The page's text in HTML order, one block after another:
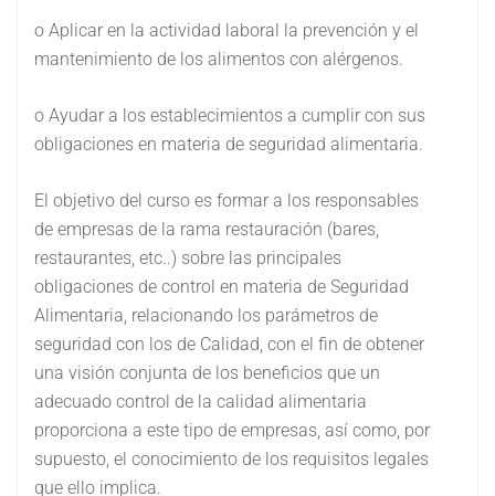
o Aplicar en la actividad laboral la prevención y el
mantenimiento de los alimentos con alérgenos.
o Ayudar a los establecimientos a cumplir con sus
obligaciones en materia de seguridad alimentaria.
El objetivo del curso es formar a los responsables
de empresas de la rama restauración (bares,
restaurantes, etc..) sobre las principales
obligaciones de control en materia de Seguridad
Alimentaria, relacionando los parámetros de
seguridad con los de Calidad, con el fin de obtener
una visión conjunta de los beneficios que un
adecuado control de la calidad alimentaria
proporciona a este tipo de empresas, así como, por
supuesto, el conocimiento de los requisitos legales
que ello implica.